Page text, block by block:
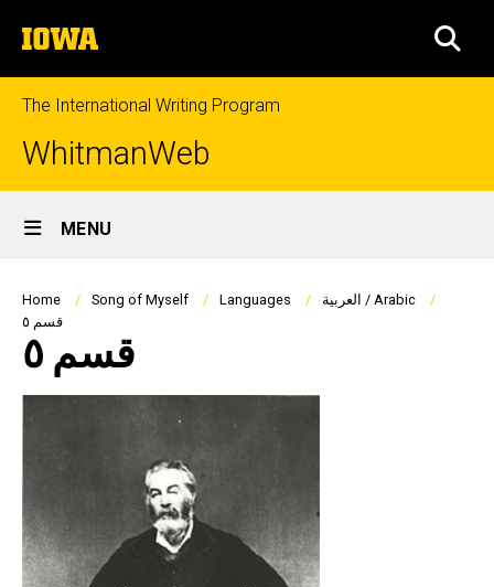
to
content
The
University
of
Iowa
The International Writing Program
WhitmanWeb
Site
Main
Navigation
MENU
Breadcrumb
Home Song of Myself Languages
العربية / Arabic
قسم ٥
قسم ٥